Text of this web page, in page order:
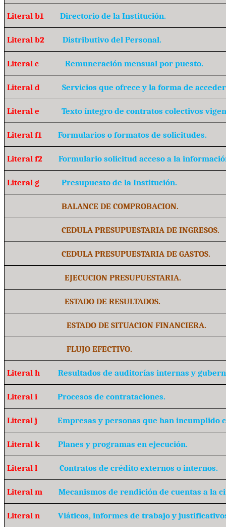
Literal b1 Directorio de la Institución.
Literal b2 Distributivo del Personal.
Literal c Remuneración mensual por puesto.
Literal d Servicios que ofrece y la forma de
Literal e Texto íntegro de contratos colectivos
Literal f1 Formularios o formatos de solicitudes.
Literal f2 Formulario solicitud acceso a la
Literal g Presupuesto de la Institución.
BALANCE DE COMPROBACION.
CEDULA PRESUPUESTARIA DE INGRESOS.
CEDULA PRESUPUESTARIA DE GASTOS.
EJECUCION PRESUPUESTARIA.
ESTADO DE RESULTADOS.
ESTADO DE SITUACION FINANCIERA.
FLUJO EFECTIVO.
Literal h Resultados de auditorías internas y
Literal i Procesos de contrataciones.
Literal j Empresas y personas que han incumplido
Literal k Planes y programas en ejecución.
Literal l Contratos de crédito externos o internos.
Literal m Mecanismos de rendición de cuentas a la
Literal n Viáticos, informes de trabajo y